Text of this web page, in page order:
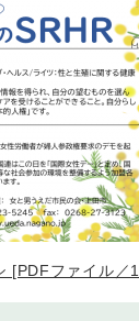
[PDFファイル／